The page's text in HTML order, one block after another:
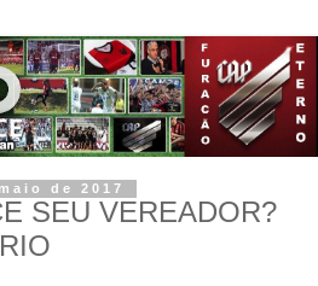
de 2017
SEU VEREADOR?